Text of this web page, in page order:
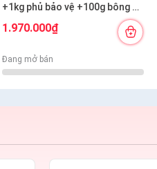
+1kg phủ bảo vệ +100g bông +
thỏ S7,10+ cán vàng S12+ nhọn
S12+cước S7
1.970.000₫
Đang mở bán